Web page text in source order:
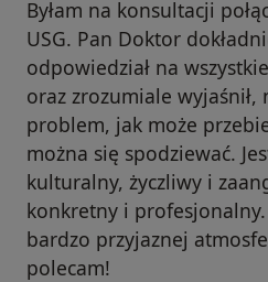
Byłam na konsultacji
USG. Pan Doktor
odpowiedział na
oraz zrozumiale wyjaśnił,
problem, jak może
można się spodziewać.
kulturalny, życzliwy i
konkretny i
bardzo przyjaznej
polecam!